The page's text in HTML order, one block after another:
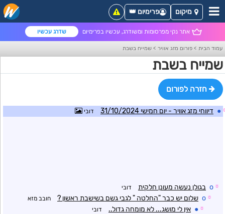
אתר נקי מפרסומות ומשודרג, עכשיו בפרימיום שדרג עכשיו
מיקום פרימיום 👑
עמוד הבית > פורום מזג אוויר > שמייח בשבת
שמייח בשבת
חזרה לפורום
● דיווחי מזג אוויר - יום חמישי 31/10/2024 דובי
☼
o בגולן נעשה מעונן חלקית דובי
☼
o שלום יש כבר "החלטה " לגבי גשם בשישבת ראשון ? חובב מזא
☼
● אין לי מושג... לא מומחה גדול.. דובי